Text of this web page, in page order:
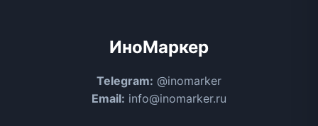
ИноМаркер
Telegram: @inomarker
Email: info@inomarker.ru